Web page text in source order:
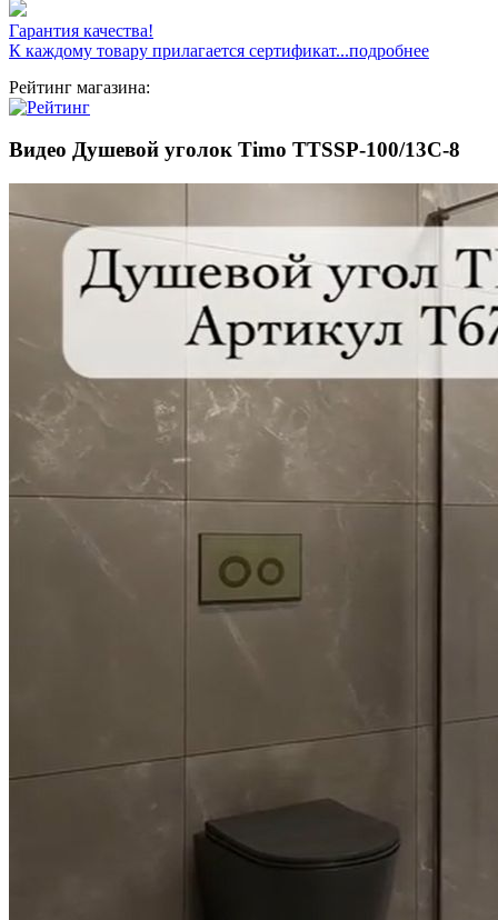
Гарантия качества!
К каждому товару прилагается сертификат...подробнее
Рейтинг магазина:
Видео Душевой уголок Timo TTSSP-100/13C-8